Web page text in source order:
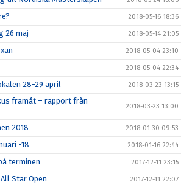
2018-05-16 18:36
26 maj 2018-05-14 21:05
2018-05-04 23:10
2018-05-04 22:34
28-29 april 2018-03-23 13:15
framåt – rapport från
2018-03-23 13:00
2018 2018-01-30 09:53
-18 2018-01-16 22:44
terminen 2017-12-11 23:15
Star Open 2017-12-11 22:07